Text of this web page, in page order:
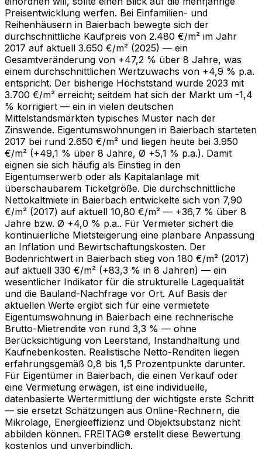
Preisentwicklung werfen. Bei Einfamilien- und
Reihenhäusern in Baierbach bewegte sich der
durchschnittliche Kaufpreis von 2.480 €/m² im Jahr
2017 auf aktuell 3.650 €/m² (2025) — ein
Gesamtveränderung von +47,2 % über 8 Jahre, was
einem durchschnittlichen Wertzuwachs von +4,9 % p.a.
entspricht. Der bisherige Höchststand wurde 2023 mit
3.700 €/m² erreicht; seitdem hat sich der Markt um -1,4
% korrigiert — ein in vielen deutschen
Mittelstandsmärkten typisches Muster nach der
Zinswende. Eigentumswohnungen in Baierbach starteten
2017 bei rund 2.650 €/m² und liegen heute bei 3.950
€/m² (+49,1 % über 8 Jahre, Ø +5,1 % p.a.). Damit
eignen sie sich häufig als Einstieg in den
Eigentumserwerb oder als Kapitalanlage mit
überschaubarem Ticketgröße. Die durchschnittliche
Nettokaltmiete in Baierbach entwickelte sich von 7,90
€/m² (2017) auf aktuell 10,80 €/m² — +36,7 % über 8
Jahre bzw. Ø +4,0 % p.a.. Für Vermieter sichert die
kontinuierliche Mietsteigerung eine planbare Anpassung
an Inflation und Bewirtschaftungskosten. Der
Bodenrichtwert in Baierbach stieg von 180 €/m² (2017)
auf aktuell 330 €/m² (+83,3 % in 8 Jahren) — ein
wesentlicher Indikator für die strukturelle Lagequalität
und die Bauland-Nachfrage vor Ort. Auf Basis der
aktuellen Werte ergibt sich für eine vermietete
Eigentumswohnung in Baierbach eine rechnerische
Brutto-Mietrendite von rund 3,3 % — ohne
Berücksichtigung von Leerstand, Instandhaltung und
Kaufnebenkosten. Realistische Netto-Renditen liegen
erfahrungsgemäß 0,8 bis 1,5 Prozentpunkte darunter.
Für Eigentümer in Baierbach, die einen Verkauf oder
eine Vermietung erwägen, ist eine individuelle,
datenbasierte Wertermittlung der wichtigste erste Schritt
— sie ersetzt Schätzungen aus Online-Rechnern, die
Mikrolage, Energieeffizienz und Objektsubstanz nicht
abbilden können. FREITAG® erstellt diese Bewertung
kostenlos und unverbindlich.